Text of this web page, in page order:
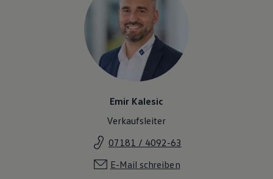
Emir Kalesic
Verkaufsleiter
07181 / 4092-63
E-Mail schreiben